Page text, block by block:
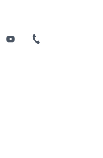
Twitter Youtube